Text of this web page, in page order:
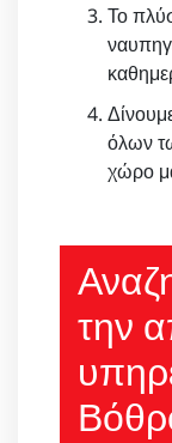
Το
όλων
χώρο
την